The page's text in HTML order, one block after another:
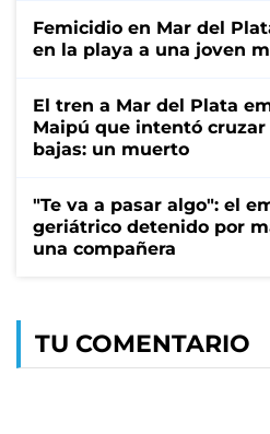
Femicidio en Mar del
en la playa a una joven
El tren a Mar del Plata
Maipú que intentó cruzar
bajas: un muerto
"Te va a pasar algo": el
geriátrico detenido por
una compañera
TU COMENTARIO